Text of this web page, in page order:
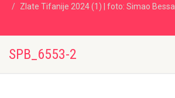
Zlate Tifanije 2024 (1) | foto: Simao Bessa
SPB_6553-2